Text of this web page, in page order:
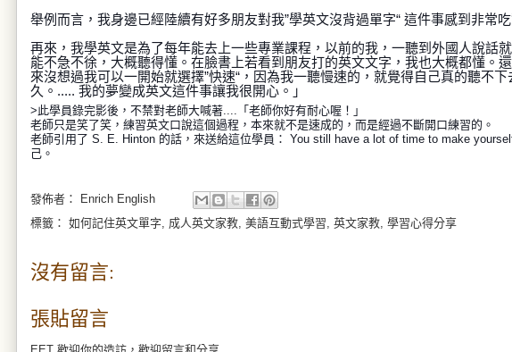
舉例而言， 我身邊已經陸續有好多朋友對我”學英文沒背過單字“ 這件事感到非常
再來，我學英文是為了每年能去上一些專業課程，以前的我，一聽到外國人說話
能不急不徐，大概聽得懂。在臉書上若看到朋友打的英文文字，我也大概都懂。
來沒想過我可以一開始就選擇”快速“，因為我一聽慢速的，就覺得自己真的聽不下
久。..... 我的夢變成英文這件事讓我很開心。 」
>此學員錄完影後，不禁對老師大喊著....「老師你好有耐心喔！」
老師只是笑了笑，練習英文口說這個過程，本來就不是速成的，而是經過不斷開口練習的。
老師引用了 S. E. Hinton 的話，來送給這位學員： You still have a lot of time to make
己。
發佈者：
Enrich English
標籤： 如何記住英文單字, 成人英文家教, 美語互動式學習, 英文家教, 學習心得分享
沒有留言:
張貼留言
EET 歡迎你的造訪，歡迎留言和分享